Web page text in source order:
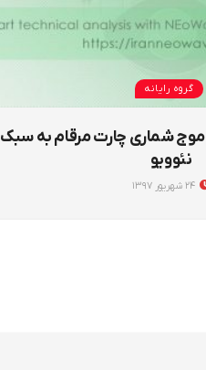
گروه رایانه
تحلیل مرقام شماره ۱ | موج شماری چارت مرقام به سبک
نئوویو